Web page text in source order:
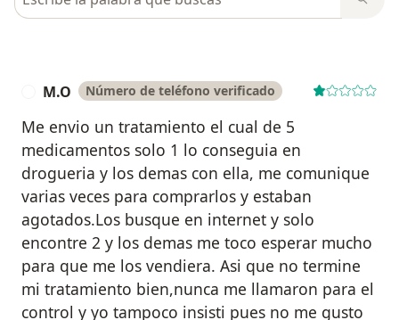
M.O Número de teléfono verificado
Me envio un tratamiento el cual de 5
medicamentos solo 1 lo conseguia en
drogueria y los demas con ella, me comunique
varias veces para comprarlos y estaban
agotados.Los busque en internet y solo
encontre 2 y los demas me toco esperar mucho
para que me los vendiera. Asi que no termine
mi tratamiento bien,nunca me llamaron para el
control y yo tampoco insisti pues no me gusto